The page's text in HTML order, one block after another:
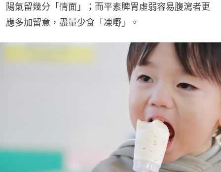
陽氣留幾分「情面」；而平素脾胃虛弱容易腹瀉者更
應多加留意，盡量少食「凍嘢」。